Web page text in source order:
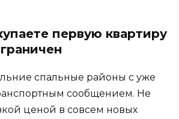
первую квартиру
спальные районы с уже
сообщением. Не
ценой в совсем новых